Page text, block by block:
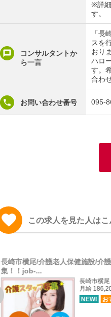
※詳
す。
コンサルタントか
ら一言
「長
スを
おり
ハロ
す。
合わ
お問い合わせ番号 095-
この求人を見た人は
長崎市横尾/介護老人保健施設/介
集！！job-...
長崎市横尾
月給
NEW!
お